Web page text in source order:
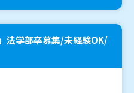
法学部卒募集/未経験OK/